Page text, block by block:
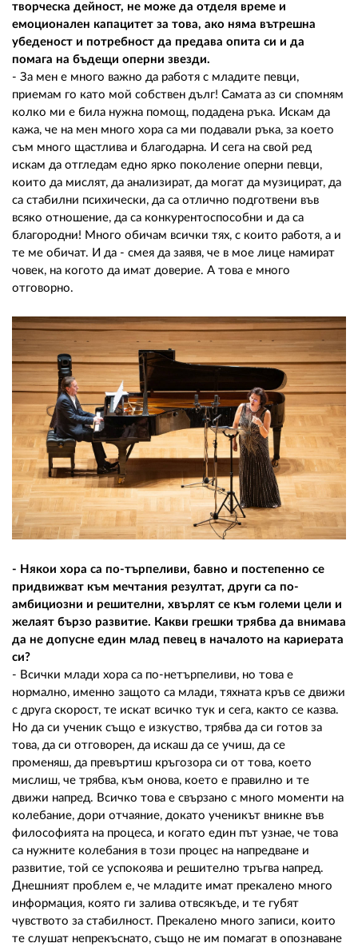
творческа дейност, не може да отделя време и
емоционален капацитет за това, ако няма вътрешна
убеденост и потребност да предава опита си и да
помага на бъдещи оперни звезди.
- За мен е много важно да работя с младите певци,
приемам го като мой собствен дълг! Самата аз си спомням
колко ми е била нужна помощ, подадена ръка. Искам да
кажа, че на мен много хора са ми подавали ръка, за което
съм много щастлива и благодарна. И сега на свой ред
искам да отгледам едно ярко поколение оперни певци,
които да мислят, да анализират, да могат да музицират, да
са стабилни психически, да са отлично подготвени във
всяко отношение, да са конкурентоспособни и да са
благородни! Много обичам всички тях, с които работя, а и
те ме обичат. И да - смея да заявя, че в мое лице намират
човек, на когото да имат доверие. А това е много
отговорно.
- Някои хора са по-търпеливи, бавно и постепенно се
придвижват към мечтания резултат, други са по-
амбициозни и решителни, хвърлят се към големи цели и
желаят бързо развитие. Какви грешки трябва да внимава
да не допусне един млад певец в началото на кариерата
си?
- Всички млади хора са по-нетърпеливи, но това е
нормално, именно защото са млади, тяхната кръв се движи
с друга скорост, те искат всичко тук и сега, както се казва.
Но да си ученик също е изкуство, трябва да си готов за
това, да си отговорен, да искаш да се учиш, да се
променяш, да превъртиш кръгозора си от това, което
мислиш, че трябва, към онова, което е правилно и те
движи напред. Всичко това е свързано с много моменти на
колебание, дори отчаяние, докато ученикът вникне във
философията на процеса, и когато един път узнае, че това
са нужните колебания в този процес на напредване и
развитие, той се успокоява и решително тръгва напред.
Днешният проблем е, че младите имат прекалено много
информация, която ги залива отвсякъде, и те губят
чувството за стабилност. Прекалено много записи, които
те слушат непрекъснато, също не им помагат в опознаване